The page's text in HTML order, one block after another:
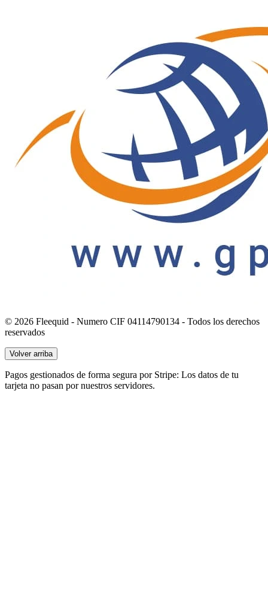
© 2026 Fleequid - Numero CIF 04114790134 - Todos los derechos
reservados
Volver arriba
Pagos gestionados de forma segura por Stripe: Los datos de tu
tarjeta no pasan por nuestros servidores.